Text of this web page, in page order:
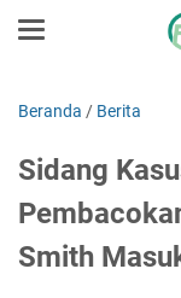
Beranda / Berita
Sidang
Smith